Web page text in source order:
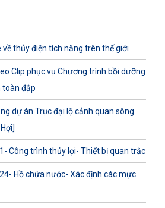
về thủy điện tích năng trên thế giới
Clip phục vụ Chương trình bồi dưỡng
toàn đập
dự án Trục đại lộ cảnh quan sông
Công trình thủy lợi- Thiết bị quan trắc
Hồ chứa nước- Xác định các mực